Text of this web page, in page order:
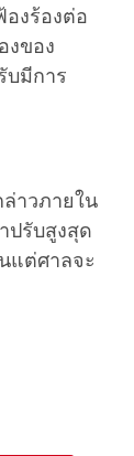
องร้องต่อ
งของ
บมีการ
าวภายใน
ปรับสูงสุด
แต่ศาลจะ